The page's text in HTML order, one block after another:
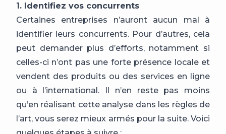
1. Identifiez vos concurrents
Certaines entreprises n’auront aucun mal à
identifier leurs concurrents. Pour d’autres, cela
peut demander plus d’efforts, notamment si
celles-ci n’ont pas une forte présence locale et
vendent des produits ou des services en ligne
ou à l’international. Il n’en reste pas moins
qu’en réalisant cette analyse dans les règles de
l’art, vous serez mieux armés pour la suite. Voici